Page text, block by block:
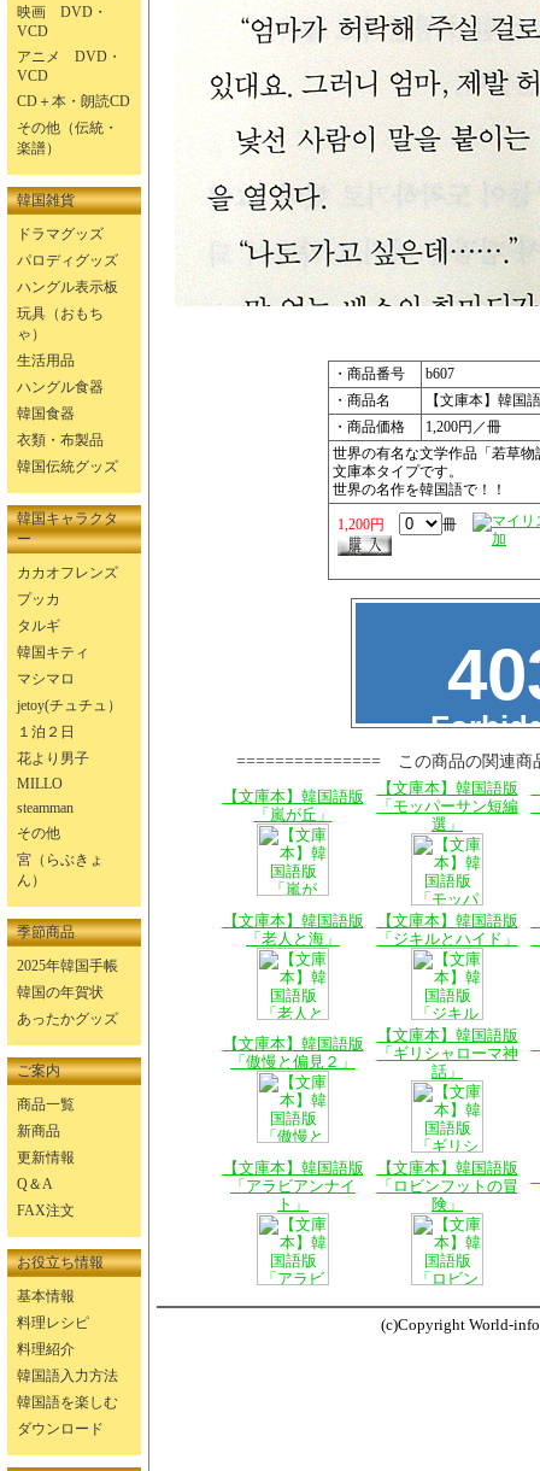
映画 DVD・
VCD
アニメ DVD・
VCD
CD＋本・朗読CD
その他（伝統・
楽譜）
韓国雑貨
ドラマグッズ
パロディグッズ
ハングル表示板
玩具（おもち
ゃ）
生活用品
ハングル食器
韓国食器
衣類・布製品
韓国伝統グッズ
韓国キャラクタ
ー
カカオフレンズ
プッカ
タルギ
韓国キティ
マシマロ
jetoy(チュチュ）
１泊２日
花より男子
MILLO
steamman
その他
宮（らぶきょ
ん）
季節商品
2025年韓国手帳
韓国の年賀状
あったかグッズ
ご案内
商品一覧
新商品
更新情報
Q＆A
FAX注文
お役立ち情報
基本情報
料理レシピ
料理紹介
韓国語入力方法
韓国語を楽しむ
ダウンロード
・商品番号
b607
・商品名
【文庫本】韓国
・商品価格
1,200円／冊
世界の有名な文学作品「若草
文庫本タイプです。
世界の名作を韓国語で！！
1,200円 冊
=============== この商品の関連
【文庫本】韓国語版
「嵐が丘」
【文庫本】韓国語版
「モッパーサン短編
選」
【文庫本】韓国語版
「老人と海」
【文庫本】韓国語版
「ジキルとハイド」
【文庫本】韓国語版
「傲慢と偏見２」
【文庫本】韓国語版
「ギリシャローマ神
話」
【文庫本】韓国語版
「アラビアンナイ
ト」
【文庫本】韓国語版
「ロビンフットの冒
険」
(c)Copyright World-